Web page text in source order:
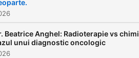
Beatrice Anghel: Radioterapie vs
unui diagnostic oncologic